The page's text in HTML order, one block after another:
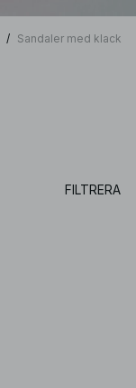
/ Sandaler med klack
FILTRERA